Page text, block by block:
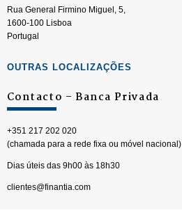
Rua General Firmino Miguel, 5,
1600-100 Lisboa
Portugal
OUTRAS LOCALIZAÇÕES
Contacto – Banca Privada
+351 217 202 020
(chamada para a rede fixa ou móvel nacional)
Dias úteis das 9h00 às 18h30
clientes@finantia.com